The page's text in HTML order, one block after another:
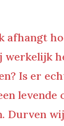
afhangt
Is er
levende
Durven